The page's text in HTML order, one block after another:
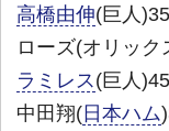
高橋由伸(巨人
ローズ(オリッ
ラミレス(巨人
中田翔( 日本ハム